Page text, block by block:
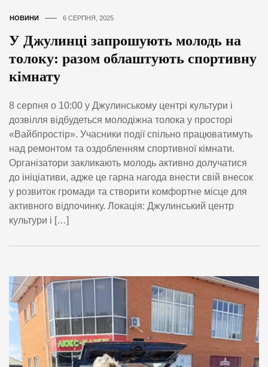
НОВИНИ 6 СЕРПНЯ, 2025
У Джулинці запрошують молодь на
толоку: разом облаштують спортивну
кімнату
8 серпня о 10:00 у Джулинському центрі культури і
дозвілля відбудеться молодіжна толока у просторі
«Вайбпростір». Учасники події спільно працюватимуть
над ремонтом та оздобленням спортивної кімнати.
Організатори закликають молодь активно долучатися
до ініціативи, адже це гарна нагода внести свій внесок
у розвиток громади та створити комфортне місце для
активного відпочинку. Локація: Джулинський центр
культури і […]